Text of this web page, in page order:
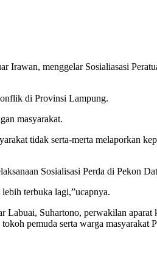
menggelar Sosialiasasi
di Provinsi Lampung.
masyarakat.
tidak serta-merta melaporkan
Sosialisasi Perda di Pekon
terbuka lagi,”ucapnya.
Labuai, Suhartono, perwakilan aparat
pemuda serta warga masyarakat